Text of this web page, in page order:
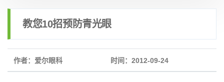
教您10招预防青光眼
作者：爱尔眼科 时间：2012-09-24